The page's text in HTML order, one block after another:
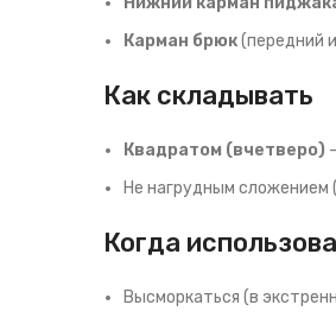
Карман брюк(передний
Как складывать
Квадратом (вчетверо)
Не нагрудным сложением
Когда
Высморкаться (в